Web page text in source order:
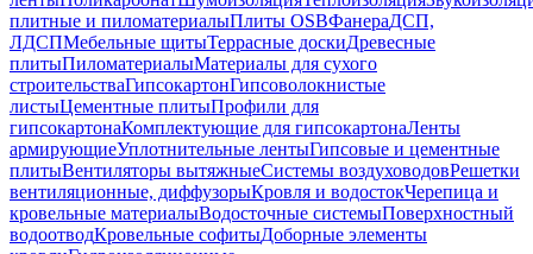
плитные и пиломатериалыПлиты OSBФанераДСП,
ЛДСПМебельные щитыТеррасные доскиДревесные
плитыПиломатериалыМатериалы для сухого
строительстваГипсокартонГипсоволокнистые
листыЦементные плитыПрофили для
гипсокартонаКомплектующие для гипсокартонаЛенты
армирующиеУплотнительные лентыГипсовые и цементные
плитыВентиляторы вытяжныеСистемы воздуховодовРешетки
вентиляционные, диффузорыКровля и водостокЧерепица и
кровельные материалыВодосточные системыПоверхностный
водоотводКровельные софитыДоборные элементы